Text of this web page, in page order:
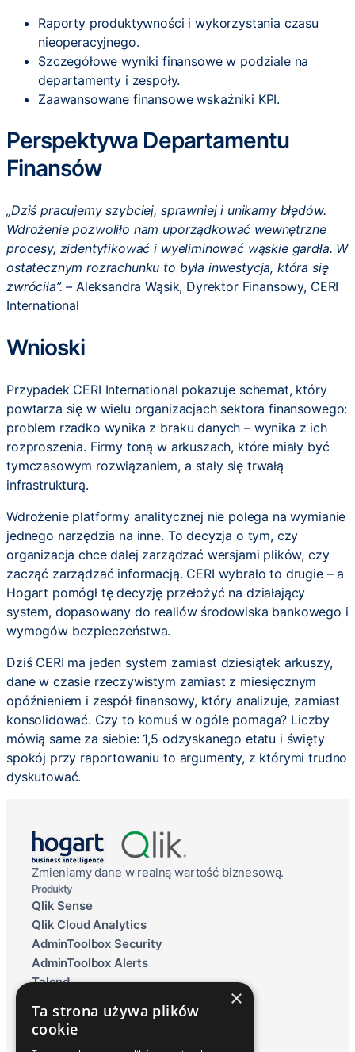
Raporty produktywności i wykorzystania czasu
nieoperacyjnego.
Szczegółowe wyniki finansowe w podziale na
departamenty i zespoły.
Zaawansowane finansowe wskaźniki KPI.
Perspektywa Departamentu
Finansów
„Dziś pracujemy szybciej, sprawniej i unikamy błędów.
Wdrożenie pozwoliło nam uporządkować wewnętrzne
procesy, zidentyfikować i wyeliminować wąskie gardła. W
ostatecznym rozrachunku to była inwestycja, która się
zwróciła”. – Aleksandra Wąsik, Dyrektor Finansowy, CERI
International
Wnioski
Przypadek CERI International pokazuje schemat, który
powtarza się w wielu organizacjach sektora finansowego:
problem rzadko wynika z braku danych – wynika z ich
rozproszenia. Firmy toną w arkuszach, które miały być
tymczasowym rozwiązaniem, a stały się trwałą
infrastrukturą.
Wdrożenie platformy analitycznej nie polega na wymianie
jednego narzędzia na inne. To decyzja o tym, czy
organizacja chce dalej zarządzać wersjami plików, czy
zacząć zarządzać informacją. CERI wybrało to drugie – a
Hogart pomógł tę decyzję przełożyć na działający
system, dopasowany do realiów środowiska bankowego i
wymogów bezpieczeństwa.
Dziś CERI ma jeden system zamiast dziesiątek arkuszy,
dane w czasie rzeczywistym zamiast z miesięcznym
opóźnieniem i zespół finansowy, który analizuje, zamiast
konsolidować. Czy to komuś w ogóle pomaga? Liczby
mówią same za siebie: 1,5 odzyskanego etatu i święty
spokój przy raportowaniu to argumenty, z którymi trudno
dyskutować.
Zmieniamy dane w realną wartość biznesową.
Produkty
Qlik Sense
Qlik Cloud Analytics
AdminToolbox Security
AdminToolbox Alerts
Talend
Raportowanie ESG
Inphinity
×
Ta strona używa plików
cookie